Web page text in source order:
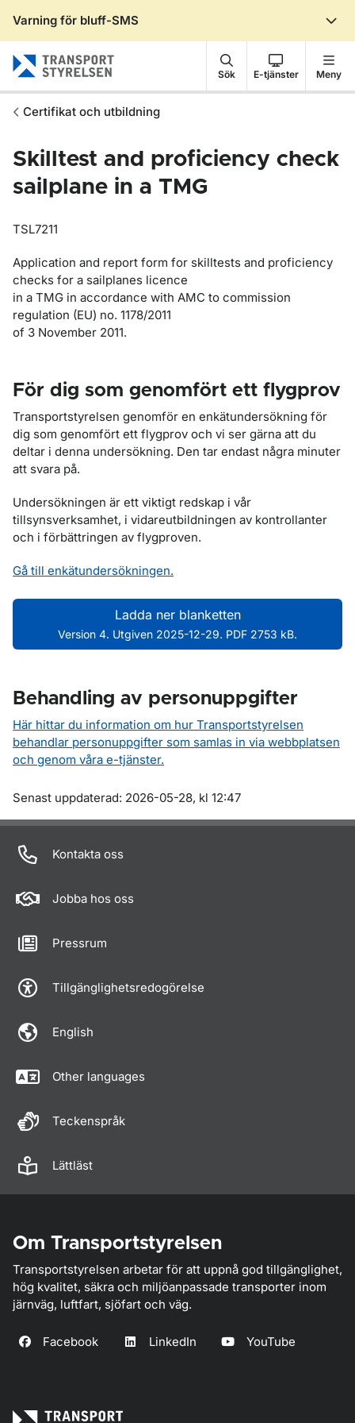
Varning för bluff-SMS
Sök E-tjänster Meny
Certifikat och utbildning
Skilltest and proficiency check
sailplane in a TMG
TSL7211
Application and report form for skilltests and proficiency
checks for a sailplanes licence
in a TMG in accordance with AMC to commission
regulation (EU) no. 1178/2011
of 3 November 2011.
För dig som genomfört ett flygprov
Transportstyrelsen genomför en enkätundersökning för
dig som genomfört ett flygprov och vi ser gärna att du
deltar i denna undersökning. Den tar endast några minuter
att svara på.
Undersökningen är ett viktigt redskap i vår
tillsynsverksamhet, i vidareutbildningen av kontrollanter
och i förbättringen av flygproven.
Gå till enkätundersökningen.
Ladda ner blanketten
Version 4. Utgiven 2025-12-29. PDF 2753 kB.
Behandling av personuppgifter
Här hittar du information om hur Transportstyrelsen
behandlar personuppgifter som samlas in via webbplatsen
och genom våra e-tjänster.
Om sidan
Senast uppdaterad: 2026-05-28, kl 12:47
Kontakta oss
Jobba hos oss
Pressrum
Tillgänglighetsredogörelse
English
Other languages
Teckenspråk
Lättläst
Om Transportstyrelsen
Transportstyrelsen arbetar för att uppnå god tillgänglighet,
hög kvalitet, säkra och miljöanpassade transporter inom
järnväg, luftfart, sjöfart och väg.
Facebook LinkedIn YouTube